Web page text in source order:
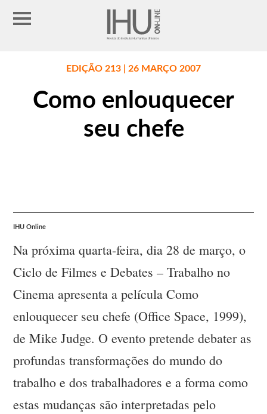
EDIÇÃO 213 | 26 MARÇO 2007
Como enlouquecer
seu chefe
IHU Online
Na próxima quarta-feira, dia 28 de março, o
Ciclo de Filmes e Debates – Trabalho no
Cinema apresenta a película Como
enlouquecer seu chefe (Office Space, 1999),
de Mike Judge. O evento pretende debater as
profundas transformações do mundo do
trabalho e dos trabalhadores e a forma como
estas mudanças são interpretadas pelo